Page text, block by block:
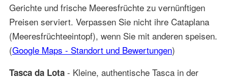
Gerichte und frische Meeresfrüchte zu vernünftigen
Preisen serviert. Verpassen Sie nicht ihre Cataplana
(Meeresfrüchteeintopf), wenn Sie mit anderen speisen.
(Google Maps - Standort und Bewertungen)
Tasca da Lota- Kleine, authentische Tasca in der